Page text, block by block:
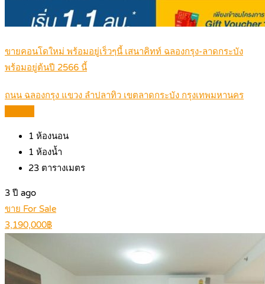
ขายคอนโดใหม่ พร้อมอยู่เร็วๆนี้ เสนาคิทท์ ฉลองกรุง-ลาดกระบัง
พร้อมอยู่ต้นปี 2566 นี้
ถนน ฉลองกรุง แขวง ลำปลาทิว เขตลาดกระบัง กรุงเทพมหานคร
1 ห้องนอน
1 ห้องน้ำ
23 ตารางเมตร
3 ปี ago
ขาย For Sale
3,190,000฿